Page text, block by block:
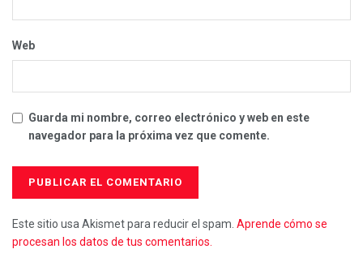
Web
Guarda mi nombre, correo electrónico y web en este
navegador para la próxima vez que comente.
Este sitio usa Akismet para reducir el spam. Aprende cómo se
procesan los datos de tus comentarios.